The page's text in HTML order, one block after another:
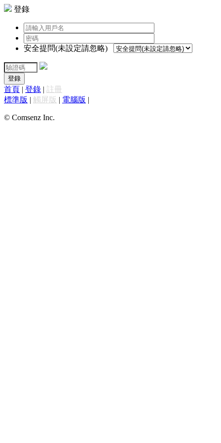
登錄
安全提問(未設定請忽略)
登錄
首頁 | 登錄 | 註冊
標準版 | 觸屏版 | 電腦版 |
© Comsenz Inc.